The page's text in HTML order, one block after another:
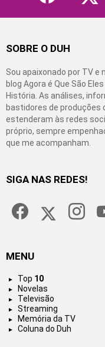
SOBRE O DUH
Sou apaixonado por TV e
blog Agora é Que São
História. As análises,
bastidores de produções
estenderam às redes
próprio, sempre
que me acompanham.
SIGA NAS REDES!
MENU
Top 10
Novelas
Televisão
Streaming
Memória da TV
Coluna do Duh